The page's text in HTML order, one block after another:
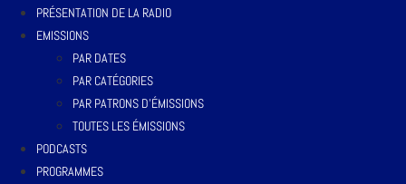
PRÉSENTATION DE LA RADIO
EMISSIONS
PAR DATES
PAR CATÉGORIES
PAR PATRONS D’ÉMISSIONS
TOUTES LES ÉMISSIONS
PODCASTS
PROGRAMMES